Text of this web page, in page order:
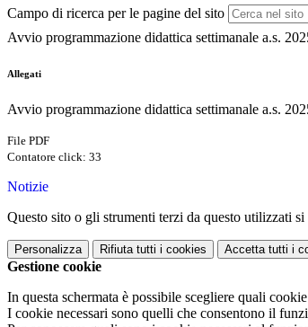
Campo di ricerca per le pagine del sito
Avvio programmazione didattica settimanale a.s.
Allegati
Avvio programmazione didattica settimanale a.s.
File PDF
Contatore click: 33
Notizie
Questo sito o gli strumenti terzi da questo utilizzati
Personalizza Rifiuta tutti i cookies Accetta tutti i
Gestione cookie
In questa schermata è possibile scegliere quali
I cookie necessari sono quelli che consentono il